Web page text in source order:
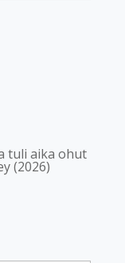
tuli aika ohut
(2026)